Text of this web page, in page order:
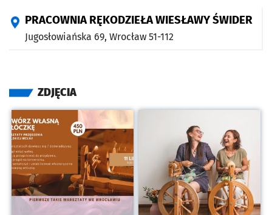
PRACOWNIA RĘKODZIEŁA WIESŁAWY ŚWIDER
Jugosłowiańska 69, Wrocław 51-112
ZDJĘCIA
Kliknij, aby powiększyć